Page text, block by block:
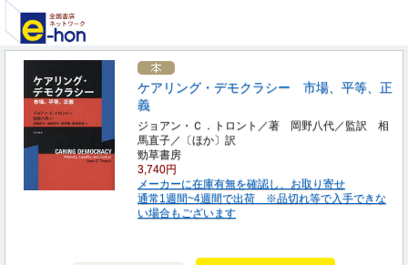
ケアリング・デモクラシー 市場、平等、正
義
ジョアン・Ｃ．トロント／著 岡野八代／監訳 相
馬直子／〔ほか〕訳
勁草書房
3,740円
メーカーに在庫有無を確認し、お取り寄せ
通常1週間~4週間で出荷 ※品切れ等で入手できな
い場合もございます